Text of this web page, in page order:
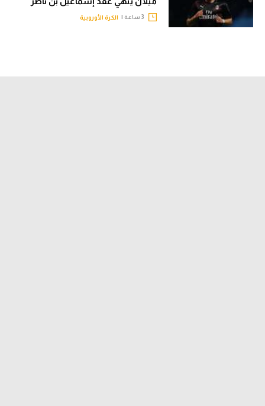
الكرة الأوروبية